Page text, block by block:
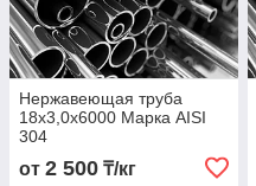
Нержавеющая труба
18х3,0х6000 Марка AISI
304
от 2 500 ₸/кг